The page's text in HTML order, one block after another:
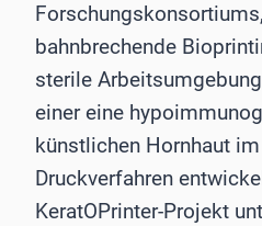
bahnbrechende
sterile
einer eine
künstlichen Hornhaut
Druckverfahren
KeratOPrinter-Projekt